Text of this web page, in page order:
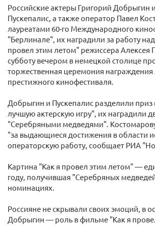
Российские актеры Григорий Добрыгин
Пускепалис, а также оператор Павел
лауреатами 60-го Международного
"Берлинале", их наградили за работу
провел этим летом" режиссера Алексея
субботу вечером в немецкой столице
торжественная церемония награждения
престижного кинофестиваля.
Добрыгин и Пускепалис разделили
лучшую актерскую игру", их наградили
"Серебряными медведями".
"за выдающиеся достижения в области
операторскую работу, сообщает РИА
Картина "Как я провел этим летом" —
году, получившая "Серебряных
номинациях.
Россияне не скрывали своих эмоций, в
Добрыгин — роль в фильме "Как я